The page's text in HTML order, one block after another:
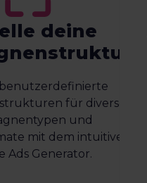
deine
für diverse
und
mit dem intuitiven
Ads Generator.